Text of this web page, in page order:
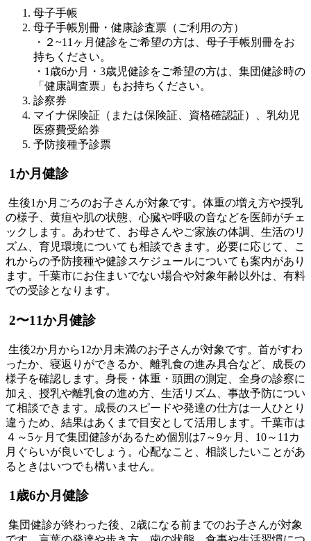
母子手帳
母子手帳別冊・健康診査票（ご利用の方）
・２~11ヶ月健診をご希望の方は、母子手帳別冊をお
持ちください。
・1歳6か月・3歳児健診をご希望の方は、集団健診時の
「健康調査票」もお持ちください。
診察券
マイナ保険証（または保険証、資格確認証）、乳幼児
医療費受給券
予防接種予診票
1か月健診
生後1か月ごろのお子さんが対象です。体重の増え方や授乳
の様子、黄疸や肌の状態、心臓や呼吸の音などを医師がチェ
ックします。あわせて、お母さんやご家族の体調、生活のリ
ズム、育児環境についても相談できます。必要に応じて、こ
れからの予防接種や健診スケジュールについても案内があり
ます。千葉市にお住まいでない場合や対象年齢以外は、有料
での受診となります。
2〜11か月健診
生後2か月から12か月未満のお子さんが対象です。首がすわ
ったか、寝返りができるか、離乳食の進み具合など、成長の
様子を確認します。身長・体重・頭囲の測定、全身の診察に
加え、授乳や離乳食の進め方、生活リズム、事故予防につい
て相談できます。成長のスピードや発達の仕方は一人ひとり
違うため、結果はあくまで目安として活用します。千葉市は
４～5ヶ月で集団健診があるため個別は7～9ヶ月、10～11カ
月ぐらいが良いでしょう。心配なこと、相談したいことがあ
るときはいつでも構いません。
1歳6か月健診
集団健診が終わった後、2歳になる前までのお子さんが対象